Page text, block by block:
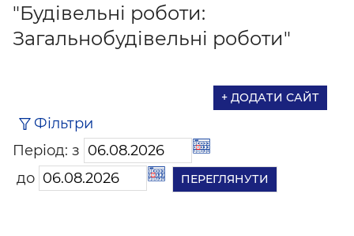
"Будівельні роботи:
Загальнобудівельні роботи"
+ ДОДАТИ САЙТ
Фільтри
Період: з
до